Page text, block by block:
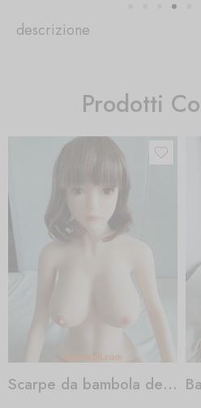
descrizione
Prodotti
Scarpe da bambola del sesso